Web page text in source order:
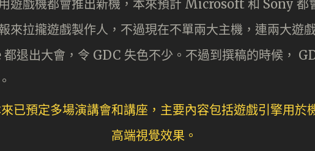
遊戲機都會推出新機，本來預計 Microsoft 和 Sony 都
來拉攏遊戲製作人，不過現在不單兩大主機，連兩大遊
退出大會，令 GDC 失色不少。不過到撰稿的時候，